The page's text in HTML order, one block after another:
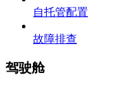
自托管配置
故障排查
驾驶舱